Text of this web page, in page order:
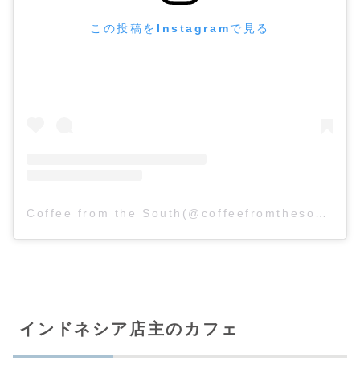
この投稿をInstagramで見る
インドネシア店主のカフェ